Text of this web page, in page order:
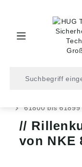
61800 bis 61899
von NKE